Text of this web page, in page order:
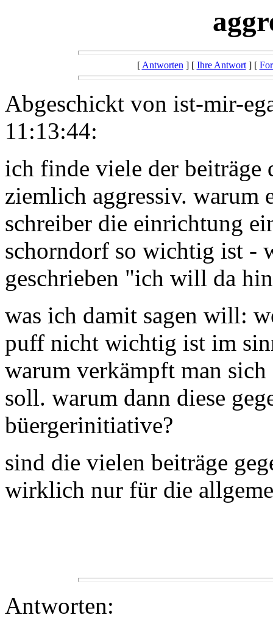
[Antworten] [ Ihre Antwort] [
Abgeschickt von ist-mir-
11:13:44:
ich finde viele der
ziemlich aggressiv. warum
schreiber die einrichtung
schorndorf so wichtig ist -
geschrieben "ich will da
was ich damit sagen will:
puff nicht wichtig ist im
warum verkämpft man sich
soll. warum dann diese
büergerinitiative?
sind die vielen beiträge
wirklich nur für die
Antworten: